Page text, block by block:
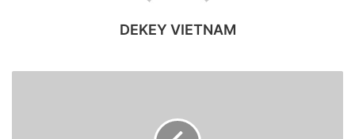
thế giới, đã đóng cửa một nhà máy vào tuần cuối cùng của
tháng 8 do bùng phát COVID-19. Công ty (chiếm tới 40%
hợp dương tính với COVID-19 tại nhà máy lớn nhất ở Fukui,
DEKEY VIETNAM